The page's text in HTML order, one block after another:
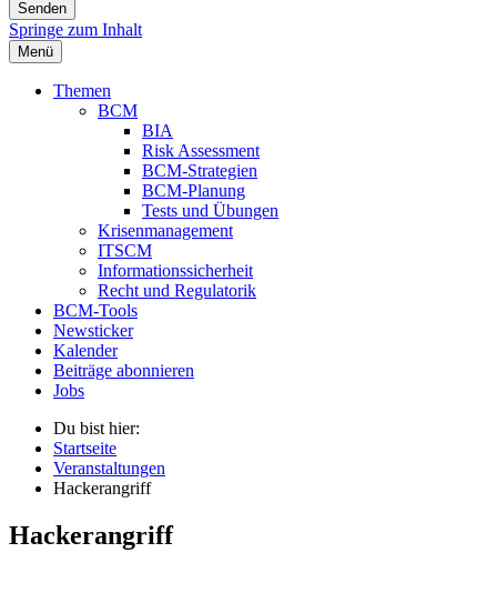
Springe zum Inhalt
Menü
Themen
BCM
BIA
Risk Assessment
BCM-Strategien
BCM-Planung
Tests und Übungen
Krisenmanagement
ITSCM
Informationssicherheit
Recht und Regulatorik
BCM-Tools
Newsticker
Kalender
Beiträge abonnieren
Jobs
Du bist hier:
Startseite
Veranstaltungen
Hackerangriff
Hackerangriff